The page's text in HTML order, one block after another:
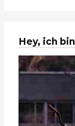
Hey, ich bin